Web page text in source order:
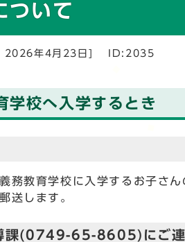
ついて
2026年4月23日] ID:2035
学校へ入学するとき
務教育学校に入学するお子さ
送します。
課(0749-65-8605)にご連